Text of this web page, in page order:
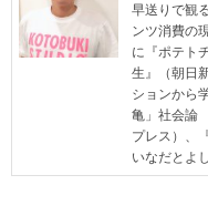
早送りで観
ンツ消費の
に『ポテト
生』（朝日
ションから
亀」社会論
プレス）、
いなだとよし